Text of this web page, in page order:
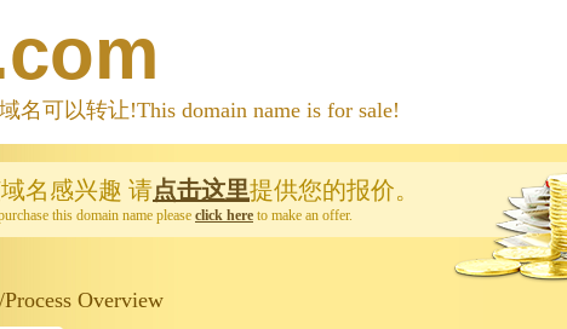
名可以转让!This domain name is for sale!
名感兴趣 请点击这里提供您的报价。
this domain name please click here to make an offer.
Overview